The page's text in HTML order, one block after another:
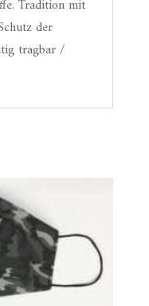
Tradition mit
der
tragbar /